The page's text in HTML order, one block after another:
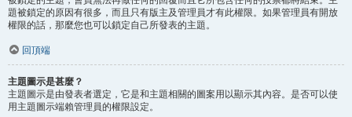
題被鎖定的原因有很多，而且只有版主及管理員才有此權限。如果管理員有開放
權限的話，那麼您也可以鎖定自己所發表的主題。
回頂端
主題圖示是甚麼？
主題圖示是由發表者選定，它是和主題相關的圖案用以顯示其內容。是否可以使
用主題圖示端賴管理員的權限設定。